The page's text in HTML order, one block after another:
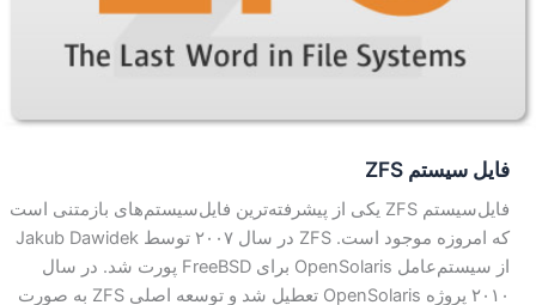
فايل سيستم ZFS
فایل‌سیستم ZFS یکی از پیشرفته‌ترین فایل‌سیستم‌های باز‌متنی است
که امروزه موجود است. ZFS در سال ۲۰۰۷ توسط Jakub Dawidek
از سیستم‌عامل OpenSolaris برای FreeBSD پورت شد. در سال
۲۰۱۰ پروژه OpenSolaris تعطیل شد و توسعه اصلی ZFS به صورت